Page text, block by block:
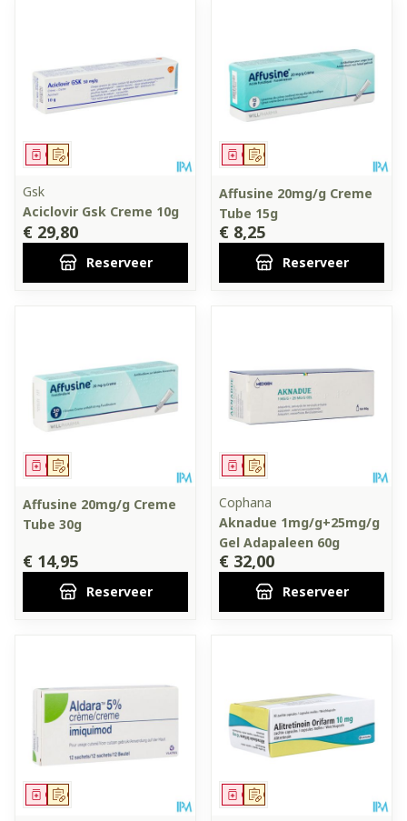
Op voorschrift
Geneesmiddel
Gsk
Aciclovir Gsk Creme 10g
€ 29,80
Reserveer
Op voorschrift
Geneesmiddel
Affusine 20mg/g Creme
Tube 15g
€ 8,25
Reserveer
Op voorschrift
Geneesmiddel
Affusine 20mg/g Creme
Tube 30g
€ 14,95
Reserveer
Op voorschrift
Geneesmiddel
Cophana
Aknadue 1mg/g+25mg/g
Gel Adapaleen 60g
€ 32,00
Reserveer
Op voorschrift
Geneesmiddel Op voorschrift
Geneesmiddel